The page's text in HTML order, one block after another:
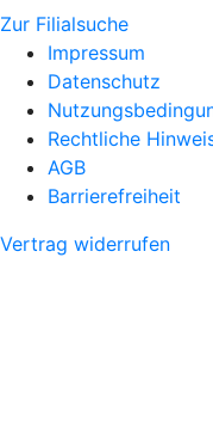
Zur Filialsuche
Impressum
Datenschutz
Rechtliche
AGB
Barrierefreiheit
Vertrag widerrufen